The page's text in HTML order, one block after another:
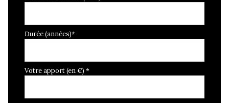
Durée (années)*
Votre apport (en €) *